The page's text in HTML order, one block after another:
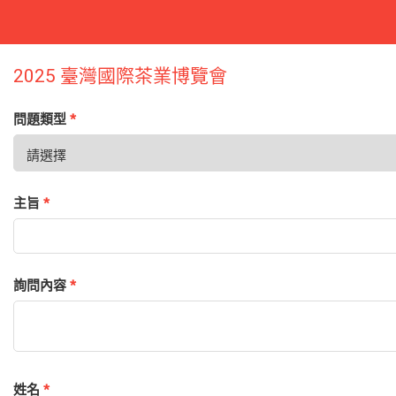
2025 臺灣國際茶業博覽會
問題類型 *
主旨 *
詢問內容 *
姓名 *